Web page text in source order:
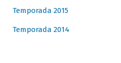
Temporada 2015
Temporada 2014